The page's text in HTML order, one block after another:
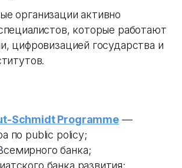
организации активно
которые работают
цифровизацией государства и
Schmidt Programme—
по public policy;
банка;
банка развития;